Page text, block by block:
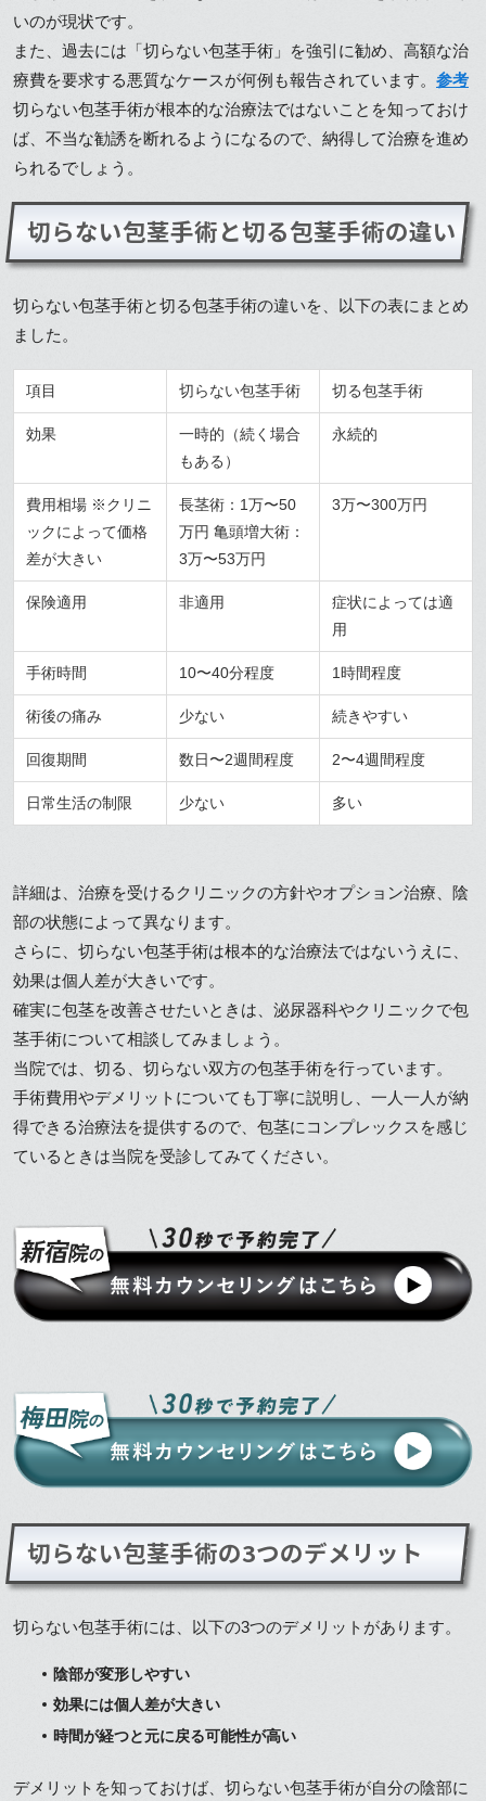
いのが現状です。
また、過去には「切らない包茎手術」を強引に勧め、高額な治
療費を要求する悪質なケースが何例も報告されています。 参考
切らない包茎手術が根本的な治療法ではないことを知っておけ
ば、不当な勧誘を断れるようになるので、納得して治療を進め
られるでしょう。
切らない包茎手術と切る包茎手術の違い
切らない包茎手術と切る包茎手術の違いを、以下の表にまとめ
ました。
項目 切らない包茎手術 切る包茎手術
効果
一時的（続く場合
もある）
永続的
費用相場 ※クリニ
ックによって価格
差が大きい
長茎術：1万〜50
万円 亀頭増大術：
3万〜53万円
3万〜300万円
保険適用 非適用
症状によっては適
用
手術時間 10〜40分程度 1時間程度
術後の痛み 少ない 続きやすい
回復期間 数日〜2週間程度 2〜4週間程度
日常生活の制限 少ない 多い
詳細は、治療を受けるクリニックの方針やオプション治療、陰
部の状態によって異なります。
さらに、切らない包茎手術は根本的な治療法ではないうえに、
効果は個人差が大きいです。
確実に包茎を改善させたいときは、泌尿器科やクリニックで包
茎手術について相談してみましょう。
当院では、切る、切らない双方の包茎手術を行っています。
手術費用やデメリットについても丁寧に説明し、一人一人が納
得できる治療法を提供するので、包茎にコンプレックスを感じ
ているときは当院を受診してみてください。
切らない包茎手術の3つのデメリット
切らない包茎手術には、以下の3つのデメリットがあります。
陰部が変形しやすい
効果には個人差が大きい
時間が経つと元に戻る可能性が高い
デメリットを知っておけば、切らない包茎手術が自分の陰部に